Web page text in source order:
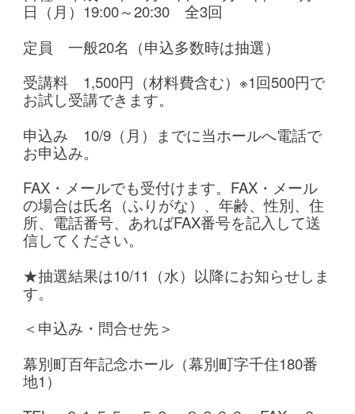
日（月）19:00～20:30 全3回
定員 一般20名（申込多数時は抽選）
受講料 1,500円（材料費含む）※1回500円で
お試し受講できます。
申込み 10/9（月）までに当ホールへ電話で
お申込み。
FAX・メールでも受付けます。 FAX・メール
の場合は氏名（ふりがな）、年齢、性別、住
所、電話番号、あればFAX番号を記入して送
信してください。
★抽選結果は10/11（水）以降にお知らせしま
す。
＜申込み・問合せ先＞
幕別町百年記念ホール（幕別町字千住180番
地1）